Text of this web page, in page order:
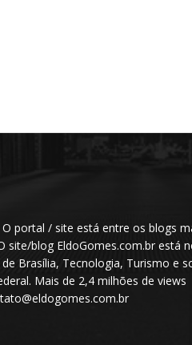
portal / site está entre os blogs
site/blog EldoGomes.com.br está
Brasília, Tecnologia, Turismo e
Mais de 2,4 milhões de views